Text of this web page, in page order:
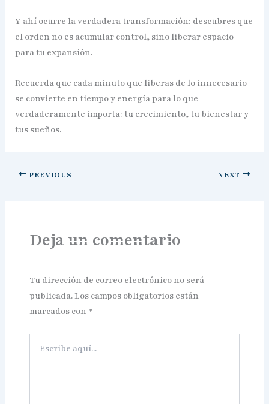
Y ahí ocurre la verdadera transformación: descubres que
el orden no es acumular control, sino liberar espacio
para tu expansión.
Recuerda que cada minuto que liberas de lo innecesario
se convierte en tiempo y energía para lo que
verdaderamente importa: tu crecimiento, tu bienestar y
tus sueños.
PREVIOUS NEXT
Deja un comentario
Tu dirección de correo electrónico no será
publicada.Los campos obligatorios están
marcados con *
aquí...